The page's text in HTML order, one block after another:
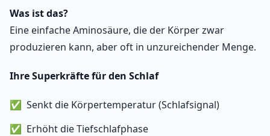
Was ist das?
Eine einfache Aminosäure, die der Körper zwar
produzieren kann, aber oft in unzureichender Menge.
Ihre Superkräfte für den Schlaf
Senkt die Körpertemperatur (Schlafsignal)
Erhöht die Tiefschlafphase